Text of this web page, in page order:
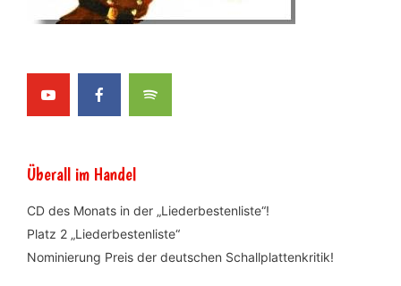
Überall im Handel
CD des Monats in der „Liederbestenliste“!
Platz 2 „Liederbestenliste“
Nominierung Preis der deutschen Schallplattenkritik!